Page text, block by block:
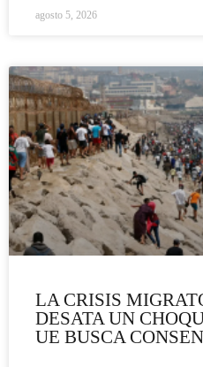
agosto 5, 2026
LA CRISIS
DESATA UN
UE BUSCA